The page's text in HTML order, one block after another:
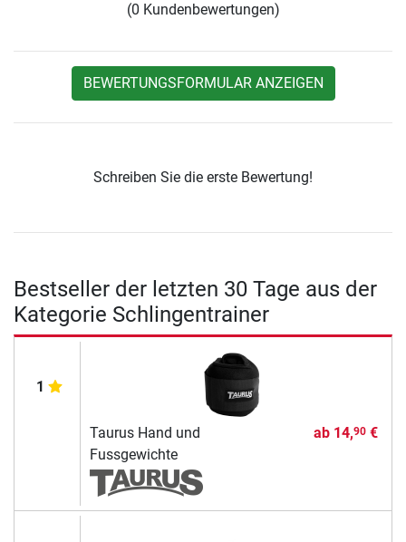
(0 Kundenbewertungen)
BEWERTUNGSFORMULAR ANZEIGEN
Schreiben Sie die erste Bewertung!
Bestseller der letzten 30 Tage aus der
Kategorie Schlingentrainer
1
Taurus Hand und
Fussgewichte
ab 14,90€